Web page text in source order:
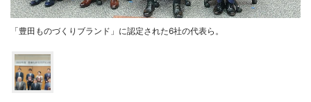
「豊田ものづくりブランド」に認定された6社の代表ら。